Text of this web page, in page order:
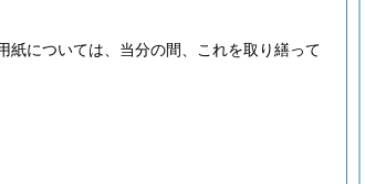
紙については、当分の間、これを取り繕って